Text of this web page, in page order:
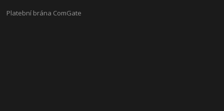
Platební brána ComGate